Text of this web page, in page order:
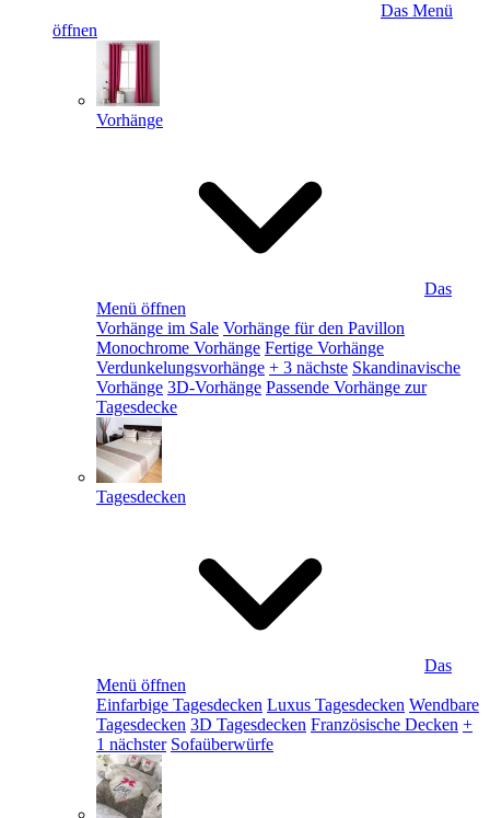
Das Menü
öffnen
Vorhänge
Das
Menü öffnen
Vorhänge im Sale Vorhänge für den Pavillon
Monochrome Vorhänge Fertige Vorhänge
Verdunkelungsvorhänge + 3 nächste Skandinavische
Vorhänge 3D-Vorhänge Passende Vorhänge zur
Tagesdecke
Tagesdecken
Das
Menü öffnen
Einfarbige Tagesdecken Luxus Tagesdecken Wendbare
Tagesdecken 3D Tagesdecken Französische Decken +
1 nächster Sofaüberwürfe